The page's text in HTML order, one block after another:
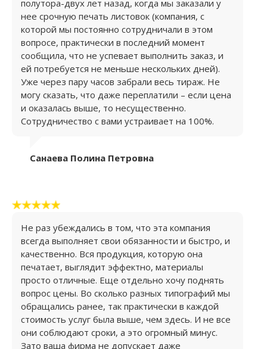
полутора-двух лет назад, когда мы заказали у
нее срочную печать листовок (компания, с
которой мы постоянно сотрудничали в этом
вопросе, практически в последний момент
сообщила, что не успевает выполнить заказ, и
ей потребуется не меньше нескольких дней).
Уже через пару часов забрали весь тираж. Не
могу сказать, что даже переплатили – если цена
и оказалась выше, то несущественно.
Сотрудничество с вами устраивает на 100%.
Санаева Полина Петровна
Не раз убеждались в том, что эта компания
всегда выполняет свои обязанности и быстро, и
качественно. Вся продукция, которую она
печатает, выглядит эффектно, материалы
просто отличные. Еще отдельно хочу поднять
вопрос цены. Во сколько разных типографий мы
обращались ранее, так практически в каждой
стоимость услуг была выше, чем здесь. И не все
они соблюдают сроки, а это огромный минус.
Зато ваша фирма не допускает даже